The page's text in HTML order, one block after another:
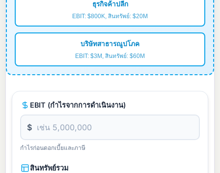
ธุรกิจค้าปลีก
EBIT: $800K, สินทรัพย์: $20M
บริษัทสาธารณูปโภค
EBIT: $3M, สินทรัพย์: $60M
EBIT (กำไรจากการดำเนินงาน)
$
กำไรก่อนดอกเบี้ยและภาษี
สินทรัพย์รวม